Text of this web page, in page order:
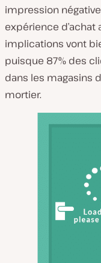
impression
expérience d’achat
implications vont
puisque 87% des
dans les magasins
mortier.